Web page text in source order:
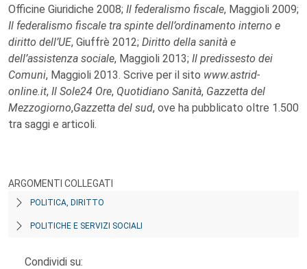
Officine Giuridiche 2008; Il federalismo fiscale, Maggioli 2009;
Il federalismo fiscale tra spinte dell’ordinamento interno e
diritto dell’UE, Giuffrè 2012; Diritto della sanità e
dell’assistenza sociale, Maggioli 2013; Il predissesto dei
Comuni, Maggioli 2013. Scrive per il sito www.astrid-
online.it, Il Sole24 Ore, Quotidiano Sanità, Gazzetta del
Mezzogiorno,Gazzetta del sud, ove ha pubblicato oltre 1.500
tra saggi e articoli.
ARGOMENTI COLLEGATI
POLITICA, DIRITTO
POLITICHE E SERVIZI SOCIALI
Condividi su: